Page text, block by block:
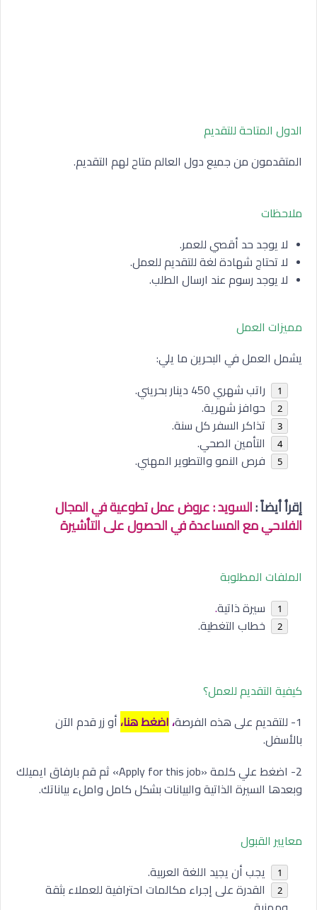
الدول المتاحة للتقديم
المتقدمون من جميع دول العالم متاح لهم التقديم.
ملاحظات
لا يوجد حد أقصي للعمر.
لا تحتاج شهادة لغة للتقديم للعمل.
لا يوجد رسوم عند ارسال الطلب.
مميزات العمل
يشمل العمل في البحرين ما يلي:
راتب شهري 450 دينار بحريني.
حوافز شهرية.
تذاكر السفر كل سنة.
التأمين الصحي.
فرص النمو والتطوير المهني.
إقرأ أيضاً :السويد : عروض عمل تطوعية في المجال
الفلاحي مع المساعدة في الحصول على التأشيرة
الملفات المطلوبة
سيرة ذاتية.
خطاب التغطية.
كيفية التقديم للعمل؟
1- للتقديم على هذه الفرصة
،اضغط هنا،أو زر قدم الآن
بالأسفل.
2- اضغط علي كلمة «Apply for this job» ثم قم بارفاق ايميلك
وبعدها السيرة الذاتية والبيانات بشكل كامل واملء بياناتك.
معايير القبول
يجب أن يجيد اللغة العربية.
القدرة على إجراء مكالمات احترافية للعملاء بثقة